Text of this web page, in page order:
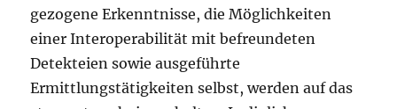
gezogene Erkenntnisse, die Möglichkeiten
einer Interoperabilität mit befreundeten
Detekteien sowie ausgeführte
Ermittlungstätigkeiten selbst, werden auf das